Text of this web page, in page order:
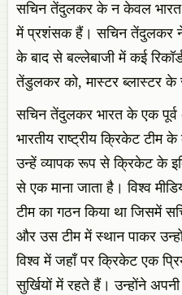
सचिन तेंदुलकर के न केवल भारत
में प्रशंसक हैं। सचिन तेंदुलकर ने
के बाद से बल्लेबाजी में कई
तेंडुलकर को, मास्टर ब्लास्टर के
सचिन तेंदुलकर भारत के एक पूर्व
भारतीय राष्ट्रीय क्रिकेट टीम
उन्हें व्यापक रूप से क्रिकेट के
से एक माना जाता है। विश्व
टीम का गठन किया था जिसमें
और उस टीम में स्थान पाकर
विश्व में जहाँ पर क्रिकेट एक
सुर्खियों में रहते हैं। उन्होंने